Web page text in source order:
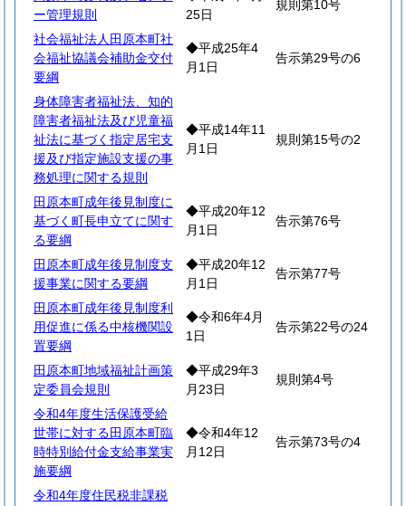
ー管理規則
25日
規則第10号
社会福祉法人田原本町社
会福祉協議会補助金交付
要綱
◆平成25年4
月1日
告示第29号の6
身体障害者福祉法、知的
障害者福祉法及び児童福
祉法に基づく指定居宅支
援及び指定施設支援の事
務処理に関する規則
◆平成14年11
月1日
規則第15号の2
田原本町成年後見制度に
基づく町長申立てに関す
る要綱
◆平成20年12
月1日
告示第76号
田原本町成年後見制度支
援事業に関する要綱
◆平成20年12
月1日
告示第77号
田原本町成年後見制度利
用促進に係る中核機関設
置要綱
◆令和6年4月
1日
告示第22号の24
田原本町地域福祉計画策
定委員会規則
◆平成29年3
月23日
規則第4号
令和4年度生活保護受給
世帯に対する田原本町臨
時特別給付金支給事業実
施要綱
◆令和4年12
月12日
告示第73号の4
令和4年度住民税非課税